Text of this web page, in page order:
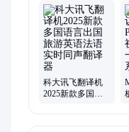
威视、联想
科大讯飞翻译机
2025新款多国语